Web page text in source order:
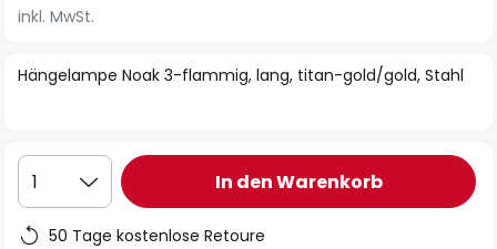
der
springen
Hängelampe Noak 3-flammig, lang, titan-gold/gold, Stahl
inkl. MwSt.
1 In den Warenkorb
50 Tage kostenlose Retoure